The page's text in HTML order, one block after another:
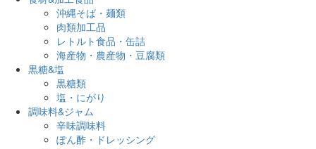
沖縄そば・麺類
肉類加工品
レトルト食品・缶詰
海産物・農産物・豆腐類
黒糖&塩
黒糖類
塩・にがり
調味料&ジャム
辛味調味料
ぽん酢・ドレッシング